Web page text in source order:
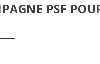
PSF